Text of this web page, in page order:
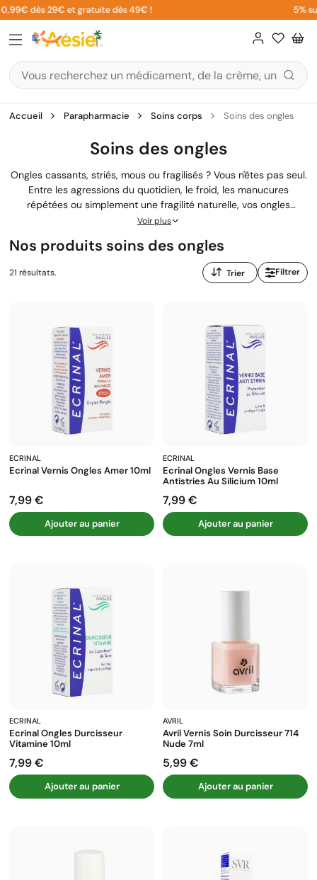
Aller
au
contenu
dès 29€ et gratuite dès 49€ ! 5% sur
Accueil Parapharmacie Soins corps Soins des ongles
Soins des ongles
Ongles cassants, striés, mous ou fragilisés ? Vous n'êtes pas seul.
Entre les agressions du quotidien, le froid, les manucures
répétées ou simplement une fragilité naturelle, vos ongles
peuvent vite perdre de leur résistance. Chez Aesiel, notre équipe
soins pour renforcer, protéger et réparer vos ongles au
Voir plus
Nos produits soins des ongles
21 résultats.
Trier
par
Filtrer
ECRINAL
Ecrinal Vernis Ongles Amer 10ml
Prix
7,99 €
Ajouter au panier
ECRINAL
Ecrinal Ongles Vernis Base
Antistries Au Silicium 10ml
Prix
7,99 €
Ajouter au panier
ECRINAL
Ecrinal Ongles Durcisseur
Vitamine 10ml
Prix
7,99 €
Ajouter au panier
AVRIL
Avril Vernis Soin Durcisseur 714
Nude 7ml
Prix
5,99 €
Ajouter au panier